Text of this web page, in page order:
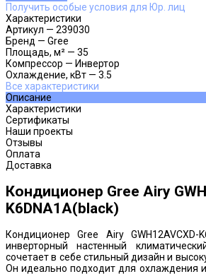
Получить особые условия для Юр. лиц
Характеристики
Артикул — 239030
Бренд — Gree
Площадь, м² — 35
Компрессор — Инвертор
Охлаждение, кВт — 3.5
Все характеристики
Описание
Характеристики
Сертификаты
Наши проекты
Отзывы
Оплата
Доставка
Кондиционер Gree Airy
K6DNA1A(black)
Кондиционер Gree Airy GWH12AVCXD-
инверторный настенный
сочетает в себе стильный дизайн и
Он идеально подходит для охлаждения